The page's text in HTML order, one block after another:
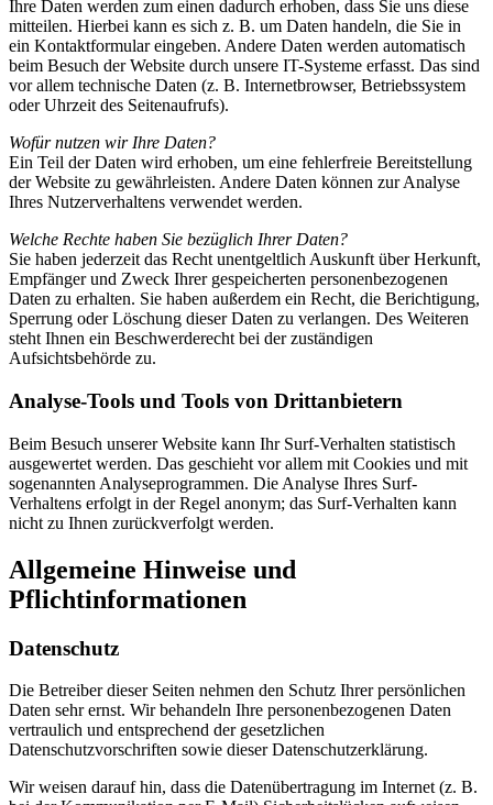
Ihre Daten werden zum einen dadurch erhoben, dass Sie uns diese
mitteilen. Hierbei kann es sich z. B. um Daten handeln, die Sie in
ein Kontaktformular eingeben. Andere Daten werden automatisch
beim Besuch der Website durch unsere IT-Systeme erfasst. Das sind
vor allem technische Daten (z. B. Internetbrowser, Betriebssystem
oder Uhrzeit des Seitenaufrufs).
Wofür nutzen wir Ihre Daten?
Ein Teil der Daten wird erhoben, um eine fehlerfreie Bereitstellung
der Website zu gewährleisten. Andere Daten können zur Analyse
Ihres Nutzerverhaltens verwendet werden.
Welche Rechte haben Sie bezüglich Ihrer Daten?
Sie haben jederzeit das Recht unentgeltlich Auskunft über Herkunft,
Empfänger und Zweck Ihrer gespeicherten personenbezogenen
Daten zu erhalten. Sie haben außerdem ein Recht, die Berichtigung,
Sperrung oder Löschung dieser Daten zu verlangen. Des Weiteren
steht Ihnen ein Beschwerderecht bei der zuständigen
Aufsichtsbehörde zu.
Analyse-Tools und Tools von Drittanbietern
Beim Besuch unserer Website kann Ihr Surf-Verhalten statistisch
ausgewertet werden. Das geschieht vor allem mit Cookies und mit
sogenannten Analyseprogrammen. Die Analyse Ihres Surf-
Verhaltens erfolgt in der Regel anonym; das Surf-Verhalten kann
nicht zu Ihnen zurückverfolgt werden.
Allgemeine Hinweise und
Pflichtinformationen
Datenschutz
Die Betreiber dieser Seiten nehmen den Schutz Ihrer persönlichen
Daten sehr ernst. Wir behandeln Ihre personenbezogenen Daten
vertraulich und entsprechend der gesetzlichen
Datenschutzvorschriften sowie dieser Datenschutzerklärung.
Wir weisen darauf hin, dass die Datenübertragung im Internet (z. B.